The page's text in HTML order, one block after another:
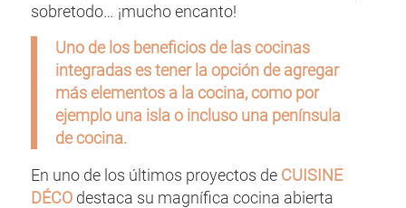
sobretodo… ¡mucho encanto!
Uno de los beneficios de las cocinas
integradas es tener la opción de agregar
más elementos a la cocina, como por
ejemplo una isla o incluso una península
de cocina.
En uno de los últimos proyectos de CUISINE
DÉCOdestaca su magnífica cocina abierta